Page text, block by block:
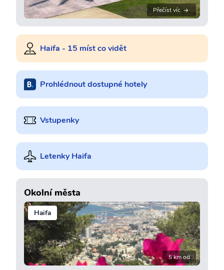
Přečíst víc
Haifa - 15 míst co vidět
Prohlédnout dostupné hotely
Vstupenky
Letenky Haifa
Okolní města
Haifa
5 km od